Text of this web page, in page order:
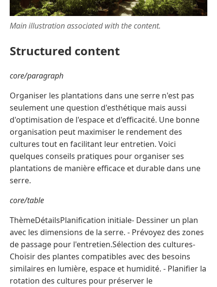
Main illustration associated with the content.
Structured content
core/paragraph
Organiser les plantations dans une serre n'est pas
seulement une question d'esthétique mais aussi
d'optimisation de l'espace et d'efficacité. Une bonne
organisation peut maximiser le rendement des
cultures tout en facilitant leur entretien. Voici
quelques conseils pratiques pour organiser ses
plantations de manière efficace et durable dans une
serre.
core/table
ThèmeDétailsPlanification initiale- Dessiner un plan
avec les dimensions de la serre. - Prévoyez des zones
de passage pour l'entretien.Sélection des cultures-
Choisir des plantes compatibles avec des besoins
similaires en lumière, espace et humidité. - Planifier la
rotation des cultures pour préserver le